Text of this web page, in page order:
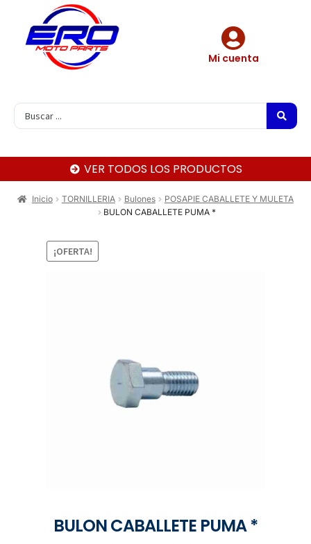
Mi cuenta
VER TODOS LOS PRODUCTOS
Inicio TORNILLERIA Bulones
POSAPIE CABALLETE Y MULETA
BULON CABALLETE PUMA *
¡OFERTA!
BULON CABALLETE PUMA *